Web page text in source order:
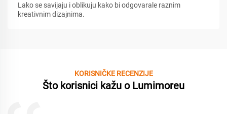
Lako se savijaju i oblikuju kako bi odgovarale raznim
kreativnim dizajnima.
KORISNIČKE RECENZIJE
Što korisnici kažu o Lumimoreu